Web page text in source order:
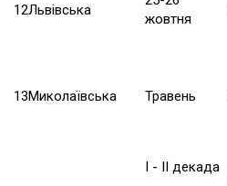
12Львівська
жовтня
13Миколаївська Травень
І - ІІ декада